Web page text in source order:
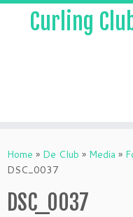
to
content
Curling
Home » De Club » Media »
DSC_0037
DSC_0037